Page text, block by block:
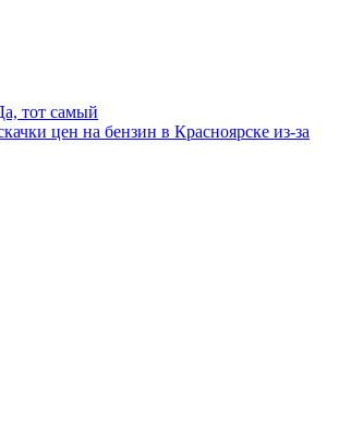
тот самый
цен на бензин в Красноярске из-за